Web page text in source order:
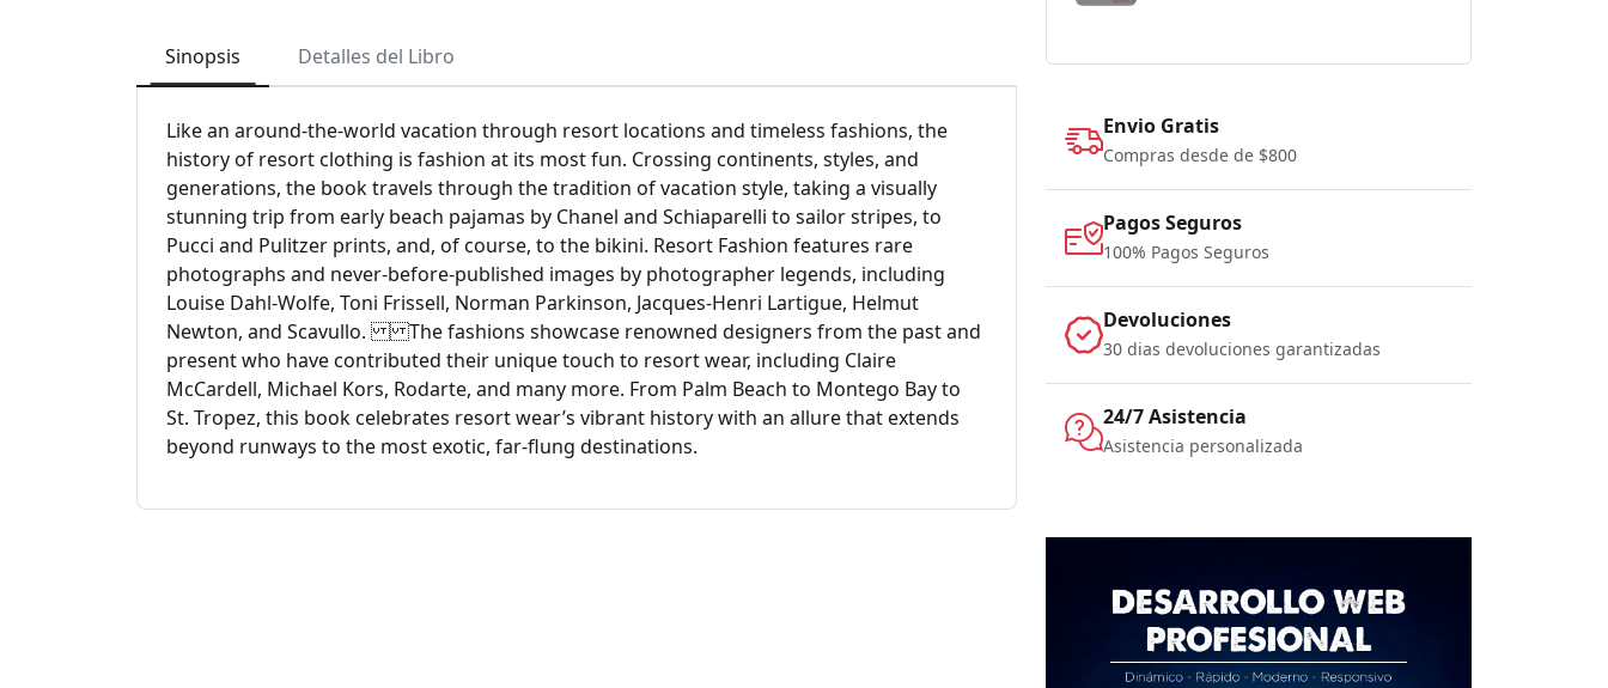
Sinopsis Detalles del Libro
Like an around-the-world vacation through resort locations and timeless fashions, the
history of resort clothing is fashion at its most fun. Crossing continents, styles, and
generations, the book travels through the tradition of vacation style, taking a visually
stunning trip from early beach pajamas by Chanel and Schiaparelli to sailor stripes, to
Pucci and Pulitzer prints, and, of course, to the bikini. Resort Fashion features rare
photographs and never-before-published images by photographer legends, including
Louise Dahl-Wolfe, Toni Frissell, Norman Parkinson, Jacques-Henri Lartigue, Helmut
Newton, and Scavullo. The fashions showcase renowned designers from the past and
present who have contributed their unique touch to resort wear, including Claire
McCardell, Michael Kors, Rodarte, and many more. From Palm Beach to Montego Bay to
St. Tropez, this book celebrates resort wear’s vibrant history with an allure that extends
beyond runways to the most exotic, far-flung destinations.
Envio Gratis
Compras desde de $800
Pagos Seguros
100% Pagos Seguros
Devoluciones
30 dias devoluciones garantizadas
24/7 Asistencia
Asistencia personalizada